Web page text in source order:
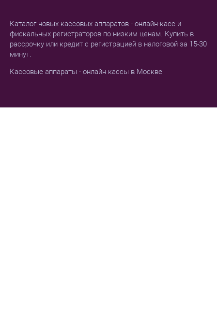
Каталог новых кассовых аппаратов - онлайн-касс и
фискальных регистраторов по низким ценам. Купить в
рассрочку или кредит с регистрацией в налоговой за 15-30
минут.
Кассовые аппараты - онлайн кассы в Москве